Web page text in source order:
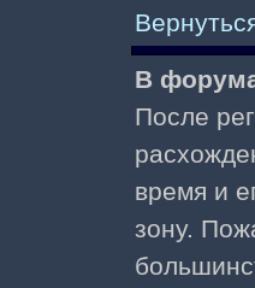
В
После
время и
зону.